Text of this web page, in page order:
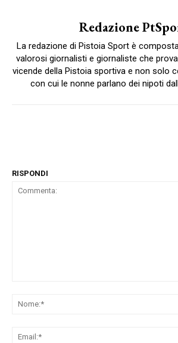
Redazione
La redazione di Pistoia Sport è
valorosi giornalisti e giornaliste che
vicende della Pistoia sportiva e non solo
con cui le nonne parlano dei nipoti
RISPONDI